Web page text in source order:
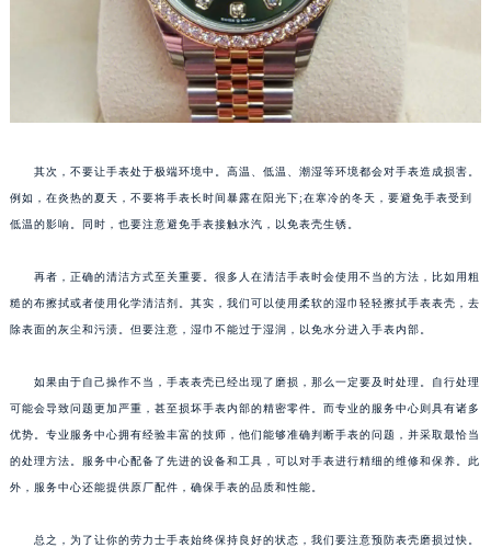
其次，不要让手表处于极端环境中。高温、低温、潮湿等环境都会对手表造成损害。
例如，在炎热的夏天，不要将手表长时间暴露在阳光下;在寒冷的冬天，要避免手表受到
低温的影响。同时，也要注意避免手表接触水汽，以免表壳生锈。
再者，正确的清洁方式至关重要。很多人在清洁手表时会使用不当的方法，比如用粗
糙的布擦拭或者使用化学清洁剂。其实，我们可以使用柔软的湿巾轻轻擦拭手表表壳，去
除表面的灰尘和污渍。但要注意，湿巾不能过于湿润，以免水分进入手表内部。
如果由于自己操作不当，手表表壳已经出现了磨损，那么一定要及时处理。自行处理
可能会导致问题更加严重，甚至损坏手表内部的精密零件。而专业的服务中心则具有诸多
优势。专业服务中心拥有经验丰富的技师，他们能够准确判断手表的问题，并采取最恰当
的处理方法。服务中心配备了先进的设备和工具，可以对手表进行精细的维修和保养。此
外，服务中心还能提供原厂配件，确保手表的品质和性能。
总之，为了让你的劳力士手表始终保持良好的状态，我们要注意预防表壳磨损过快。